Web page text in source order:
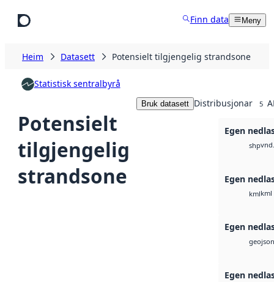
Finn data Meny
Heim Datasett Potensielt tilgjengelig strandsone
Statistisk sentralbyrå
Potensielt
tilgjengelig
strandsone
Bruk datasett Distribusjonar 5
Egen
shp
Egen
kmlkml
Egen
geojson
Egen